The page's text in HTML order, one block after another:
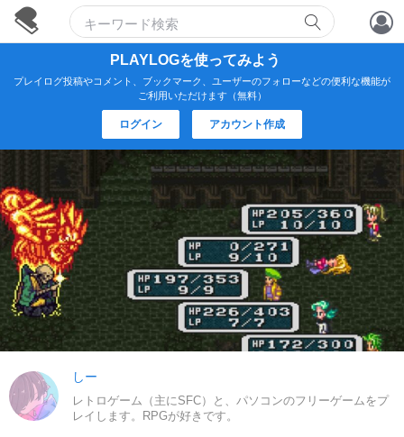
アカウント作成
ログイン
PLAYLOGを使ってみよう
プレイログ投稿やコメント、ブックマーク、ユーザーのフォローなどの便利な機能が
ご利用いただけます（無料）
ログイン アカウント作成
しー
レトロゲーム（主にSFC）と、パソコンのフリーゲームをプ
レイします。RPGが好きです。